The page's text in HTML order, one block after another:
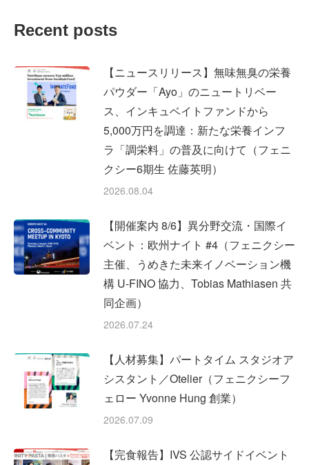
Recent posts
【ニュースリリース】無味無臭の栄養
パウダー「Ayo」のニュートリベー
ス、インキュベイトファンドから
5,000万円を調達：新たな栄養インフ
ラ「調栄料」の普及に向けて（フェニ
クシー6期生 佐藤英明）
2026.08.04
【開催案内 8/6】異分野交流・国際イ
ベント：欧州ナイト #4（フェニクシー
主催、うめきた未来イノベーション機
構 U-FINO 協力、Tobias Mathiasen 共
同企画）
2026.07.24
【人材募集】パートタイム スタジオア
シスタント／Otelier（フェニクシーフ
ェロー Yvonne Hung 創業）
2026.07.09
【完食報告】IVS 公認サイドイベント